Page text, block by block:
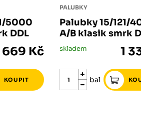
5000
DDL
669 Kč
PALUBKY
Palubky 15/121/
A/B klasik smrk
skladem 1
bal